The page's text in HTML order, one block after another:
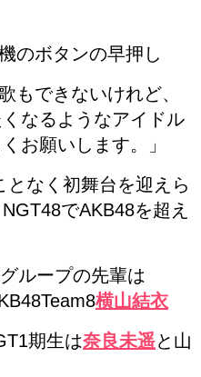
のボタンの早押し
もできないけれど、
なるようなアイドル
お願いします。」
となく初舞台を迎えら
でAKB48を超え
ループの先輩は
横山結衣
期生は奈良未遥と山